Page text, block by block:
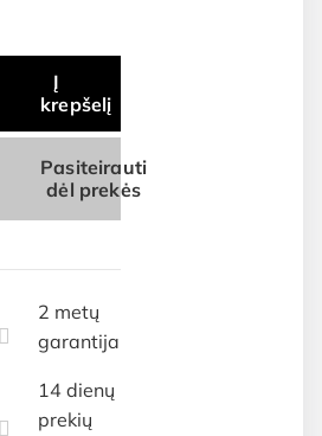
Į
krepšelį
Pasiteirauti
dėl prekės
2 metų
garantija
14 dienų
prekių